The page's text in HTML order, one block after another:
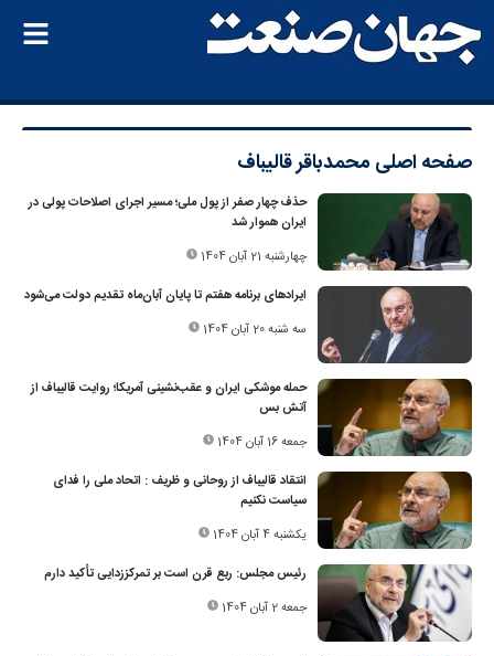
صفحه اصلی محمدباقر قالیباف
حذف چهار صفر از پول ملی؛ مسیر اجرای اصلاحات پولی در
ایران هموار شد
چهارشنبه 21 آبان 1404
ایرادهای برنامه هفتم تا پایان آبان‌ماه تقدیم دولت می‌شود
سه شنبه 20 آبان 1404
حمله موشکی ایران و عقب‌نشینی آمریکا؛ روایت قالیباف از
آتش بس
جمعه 16 آبان 1404
انتقاد قالیباف از روحانی و ظریف : اتحاد ملی را فدای
سیاست نکنیم
یکشنبه 4 آبان 1404
رئیس مجلس: ربع قرن است بر تمرکززدایی تأکید دارم
جمعه 2 آبان 1404